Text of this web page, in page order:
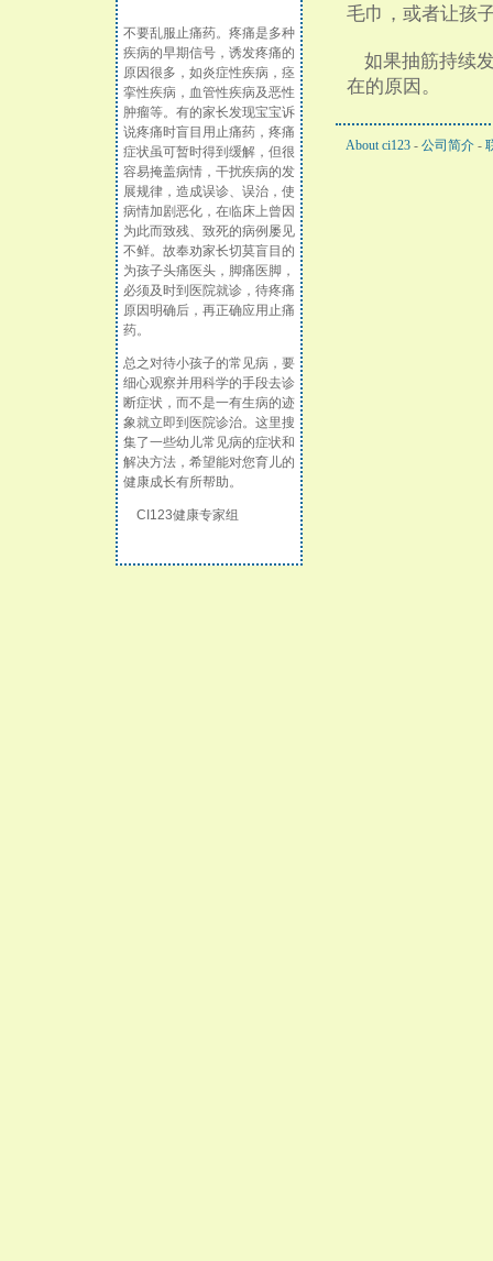
不要乱服止痛药。疼痛是多种
疾病的早期信号，诱发疼痛的
原因很多，如炎症性疾病，痉
挛性疾病，血管性疾病及恶性
肿瘤等。有的家长发现宝宝诉
说疼痛时盲目用止痛药，疼痛
症状虽可暂时得到缓解，但很
容易掩盖病情，干扰疾病的发
展规律，造成误诊、误治，使
病情加剧恶化，在临床上曾因
为此而致残、致死的病例屡见
不鲜。故奉劝家长切莫盲目的
为孩子头痛医头，脚痛医脚，
必须及时到医院就诊，待疼痛
原因明确后，再正确应用止痛
药。
总之对待小孩子的常见病，要
细心观察并用科学的手段去诊
断症状，而不是一有生病的迹
象就立即到医院诊治。这里搜
集了一些幼儿常见病的症状和
解决方法，希望能对您育儿的
健康成长有所帮助。
CI123健康专家组
毛巾，或者让孩
如果抽筋持续
在的原因。
About ci123- 公司简介-